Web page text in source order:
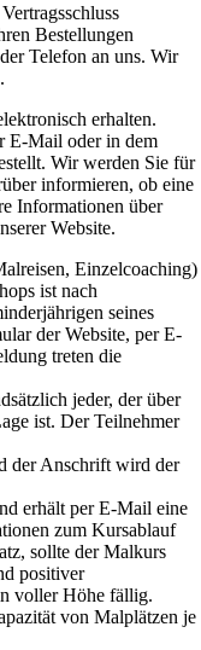
Bestellungen
Telefon an uns. Wir
erhalten.
E-Mail oder in dem
Wir werden Sie für
informieren, ob eine
Informationen über
Website.
Einzelcoaching)
ist nach
seines
der Website, per E-
treten die
jeder, der über
ist. Der Teilnehmer
der Anschrift wird der
erhält per E-Mail eine
zum Kursablauf
sollte der Malkurs
positiver
voller Höhe fällig.
von Malplätzen je